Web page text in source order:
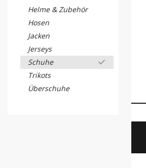
Helme & Zubehör
Hosen
Jacken
Jerseys
Schuhe
Trikots
Überschuhe